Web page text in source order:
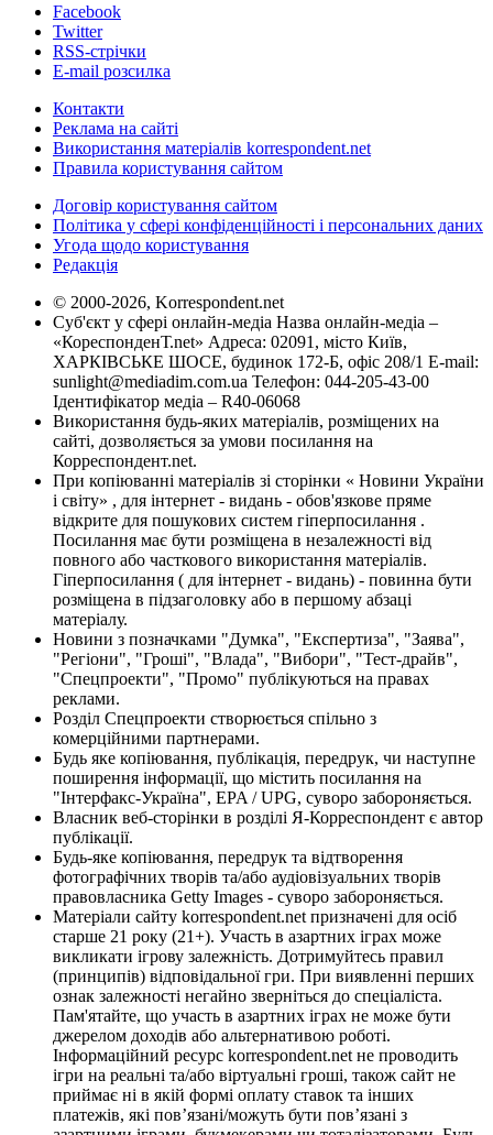
Facebook
Twitter
RSS-стрічки
E-mail розсилка
Контакти
Реклама на сайті
Використання матеріалів korrespondent.net
Правила користування сайтом
Договір користування сайтом
Політика у сфері конфіденційності і персональних даних
Угода щодо користування
Редакція
© 2000-2026, Korrespondent.net
Суб'єкт у сфері онлайн-медіа Назва онлайн-медіа –
«КореспонденТ.net» Адреса: 02091, місто Київ,
ХАРКІВСЬКЕ ШОСЕ, будинок 172-Б, офіс 208/1 E-mail:
sunlight@mediadim.com.ua Телефон: 044-205-43-00
Ідентифікатор медіа – R40-06068
Використання будь-яких матеріалів, розміщених на
сайті, дозволяється за умови посилання на
Корреспондент.net.
При копіюванні матеріалів зі сторінки « Новини України
і світу» , для інтернет - видань - обов'язкове пряме
відкрите для пошукових систем гіперпосилання .
Посилання має бути розміщена в незалежності від
повного або часткового використання матеріалів.
Гіперпосилання ( для інтернет - видань) - повинна бути
розміщена в підзаголовку або в першому абзаці
матеріалу.
Новини з позначками "Думка", "Експертиза", "Заява",
"Регіони", "Гроші", "Влада", "Вибори", "Тест-драйв",
"Спецпроекти", "Промо" публікуються на правах
реклами.
Розділ Спецпроекти створюється спільно з
комерційними партнерами.
Будь яке копіювання, публікація, передрук, чи наступне
поширення інформації, що містить посилання на
"Інтерфакс-Україна", EPA / UPG, суворо забороняється.
Власник веб-сторінки в розділі Я-Корреспондент є автор
публікації.
Будь-яке копіювання, передрук та відтворення
фотографічних творів та/або аудіовізуальних творів
правовласника Getty Images - суворо забороняється.
Матеріали сайту korrespondent.net призначені для осіб
старше 21 року (21+). Участь в азартних іграх може
викликати ігрову залежність. Дотримуйтесь правил
(принципів) відповідальної гри. При виявленні перших
ознак залежності негайно зверніться до спеціаліста.
Пам'ятайте, що участь в азартних іграх не може бути
джерелом доходів або альтернативою роботі.
Інформаційний ресурс korrespondent.net не проводить
ігри на реальні та/або віртуальні гроші, також сайт не
приймає ні в якій формі оплату ставок та інших
платежів, які пов’язані/можуть бути пов’язані з